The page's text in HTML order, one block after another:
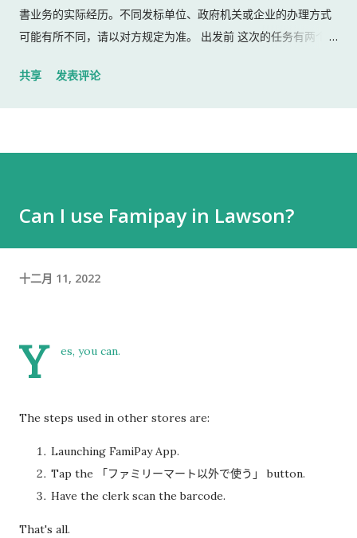
書业务的实际经历。不同发标单位、政府机关或企业的办理方式
可能有所不同，请以对方规定为准。 出发前 这次的任务有两个：
入札仕様書 名片 当时我认为这样就足够了。 后来才发现，还有
工作人员确认后，很快帮我打开了大门。 进入办公室 进入办公室
时间的商务寒暄。 返还入札仕様書 原本我以为，把入札仕様書交
返还手续才算正式完成。 也就是说，仅仅把资料交回去是不够
的。 这一点如果第一次办理，很容易忽略。 领取新的入札仕様書
时，又提醒了我另一件事情。 其实， 資格証明書我之前已经提交
再携带了。 工作人员告诉我： 資格証明書并不是第一次提交之后
就一直有效，而是每次领取新的入札仕様書时，都需要再次出
示。 由于这是我第一次没有携带，对方这次没有追究，仍然让我
领取了新的入札仕様書。 不过，对方也明确说明： 今后每一次领
共享 发表评论
Can I use Famipay in Lawson?
十二月 11, 2022
Y es, you can.
The steps used in other stores are:
Launching FamiPay App.
Tap the 「ファミリーマート以外で使う」 button.
Have the clerk scan the barcode.
That's all.